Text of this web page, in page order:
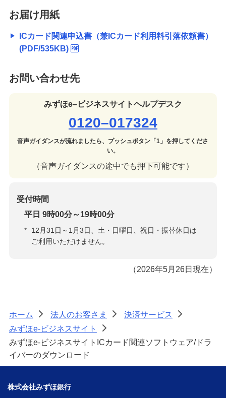
お届け用紙
ICカード関連申込書（兼ICカード利用料引落依頼書）
(PDF/535KB)
お問い合わせ先
みずほe–ビジネスサイトヘルプデスク
0120–017324
音声ガイダンスが流れましたら、プッシュボタン「1」を押してくださ
い。
（音声ガイダンスの途中でも押下可能です）
受付時間
平日 9時00分～19時00分
*
12月31日～1月3日、土・日曜日、祝日・振替休日は
ご利用いただけません。
（2026年5月26日現在）
ホーム > 法人のお客さま > 決済サービス
>
みずほe-ビジネスサイト
>
みずほe-ビジネスサイトICカード関連ソフトウェア/ドラ
イバーのダウンロード
株式会社みずほ銀行